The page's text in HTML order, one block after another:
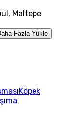
, Maltepe
Fazla Yükle
Köpek